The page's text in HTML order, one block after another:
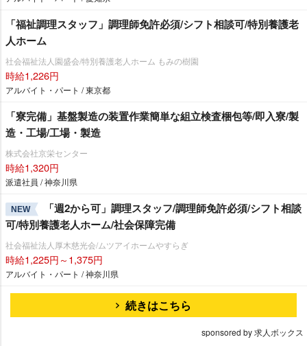
「福祉調理スタッフ」調理師免許必須/シフト相談可/特別養護老
人ホーム
社会福祉法人園盛会/特別養護老人ホーム もみの樹園
時給1,226円
アルバイト・パート / 東京都
「寮完備」基盤製造の装置作業簡単な組立検査梱包等/即入寮/製
造・工場/工場・製造
株式会社京栄センター
時給1,320円
派遣社員 / 神奈川県
NEW
「週2から可」調理スタッフ/調理師免許必須/シフト相談
可/特別養護老人ホーム/社会保障完備
社会福祉法人厚木慈光会/ムツアイホームやすらぎ
時給1,225円～1,375円
アルバイト・パート / 神奈川県
続きはこちら
sponsored by 求人ボックス